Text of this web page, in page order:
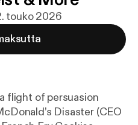
touko 2026
flight of persuasion